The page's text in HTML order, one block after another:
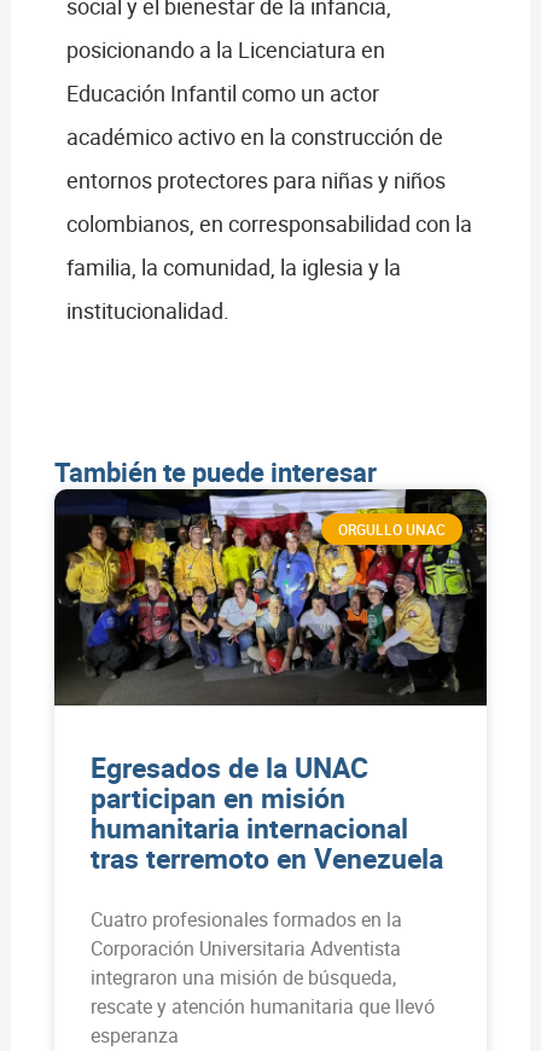
social y el bienestar de la infancia,
posicionando a la Licenciatura en
Educación Infantil como un actor
académico activo en la construcción de
entornos protectores para niñas y niños
colombianos, en corresponsabilidad con la
familia, la comunidad, la iglesia y la
institucionalidad.
También te puede interesar
ORGULLO UNAC
Egresados de la UNAC
participan en misión
humanitaria internacional
tras terremoto en Venezuela
Cuatro profesionales formados en la
Corporación Universitaria Adventista
integraron una misión de búsqueda,
rescate y atención humanitaria que llevó
esperanza